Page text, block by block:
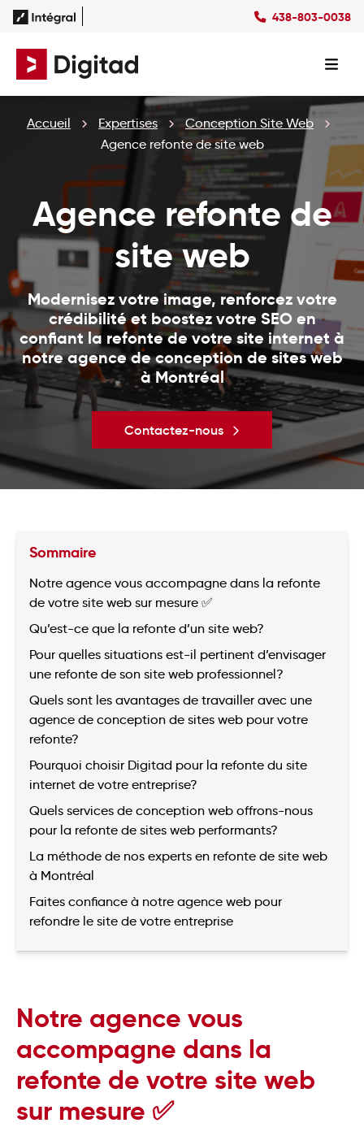
438-803-0038
SEM
Social Ads
Studio
Conception Site Web
Formations Web
ForfaitsForfaits SEO
Forfaits SEM
Forfaits Display
Forfaits Social Ads
Forfaits Médias Sociaux
SuccèsCultureRessourcesEN
Accueil Expertises
Conception Site Web
Agence refonte de site web
Agence refonte de
site web
Modernisez votre image, renforcez votre
crédibilité et boostez votre SEO en
confiant la refonte de votre site internet à
notre agence de conception de sites web
à Montréal
Contactez-nous
Sommaire
Notre agence vous accompagne dans la refonte
de votre site web sur mesure ✅
Qu’est-ce que la refonte d’un site web?
Pour quelles situations est-il pertinent d’envisager
une refonte de son site web professionnel?
Quels sont les avantages de travailler avec une
agence de conception de sites web pour votre
refonte?
Pourquoi choisir Digitad pour la refonte du site
internet de votre entreprise?
Quels services de conception web offrons-nous
pour la refonte de sites web performants?
La méthode de nos experts en refonte de site web
à Montréal
Faites confiance à notre agence web pour
refondre le site de votre entreprise
Notre agence vous
accompagne dans la
refonte de votre site web
sur mesure ✅